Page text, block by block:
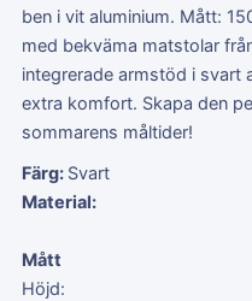
ben i vit aluminium. Mått:
med bekväma matstolar
integrerade armstöd i svart
extra komfort. Skapa den
sommarens måltider!
Färg: Svart
Material:
Mått
Höjd: